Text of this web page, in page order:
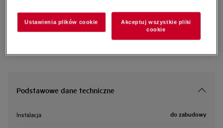
Łatwe w użyciu, różne rozmiary do okapów i wyciągów
Podstawowe dane techniczne
Instalacja do zabudowy
Ustawienia plików cookie
Akceptuj wszystkie pliki
cookie